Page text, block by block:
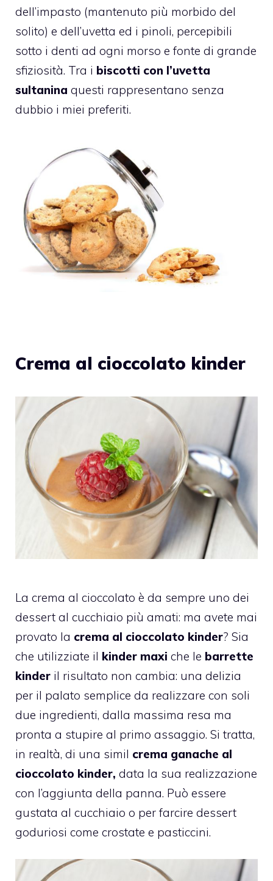
dell’impasto (mantenuto più morbido del
solito) e dell’uvetta ed i pinoli, percepibili
sotto i denti ad ogni morso e fonte di grande
sfiziosità. Tra i biscotti con l’uvetta
sultanina questi rappresentano senza
dubbio i miei preferiti.
Crema al cioccolato kinder
La crema al cioccolato è da sempre uno dei
dessert al cucchiaio più amati: ma avete mai
provato la crema al cioccolato kinder? Sia
che utilizziate il kinder maxi che le barrette
kinder il risultato non cambia: una delizia
per il palato semplice da realizzare con soli
due ingredienti, dalla massima resa ma
pronta a stupire al primo assaggio. Si tratta,
in realtà, di una simil crema ganache al
cioccolato kinder, data la sua realizzazione
con l’aggiunta della panna. Può essere
gustata al cucchiaio o per farcire dessert
goduriosi come crostate e pasticcini.